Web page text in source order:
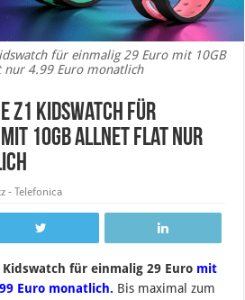
für einmalig 29 Euro mit 10GB
nur 4.99 Euro monatlich
Z1 Kidswatch für
10GB Allnet Flat nur
- Telefonica
Kidswatch für einmalig 29 Euro mit
Euro monatlich. Bis maximal zum